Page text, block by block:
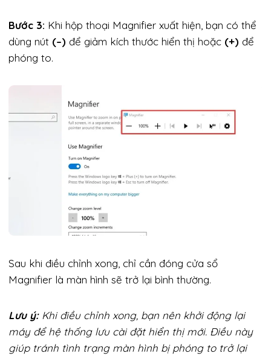
Bước 3: Khi hộp thoại Magnifier xuất hiện, bạn có thể
dùng nút (–) để giảm kích thước hiển thị hoặc (+) để
phóng to.
Sau khi điều chỉnh xong, chỉ cần đóng cửa sổ
Magnifier là màn hình sẽ trở lại bình thường.
Lưu ý:Khi điều chỉnh xong, bạn nên khởi động lại
máy để hệ thống lưu cài đặt hiển thị mới. Điều này
giúp tránh tình trạng màn hình bị phóng to trở lại